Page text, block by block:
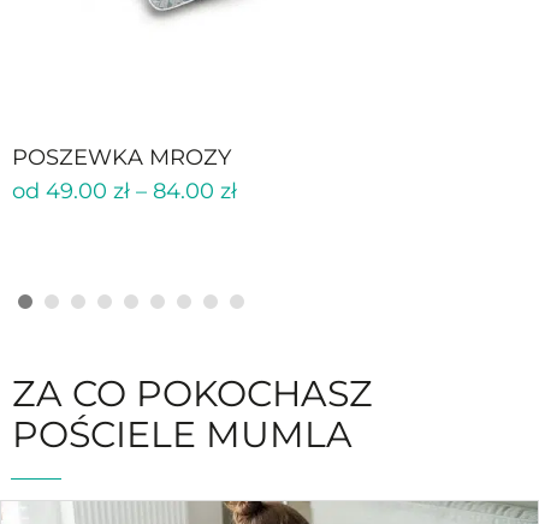
POSZEWKA MROZY
od 49.00 zł – 84.00 zł
ZA CO POKOCHASZ
POŚCIELE MUMLA